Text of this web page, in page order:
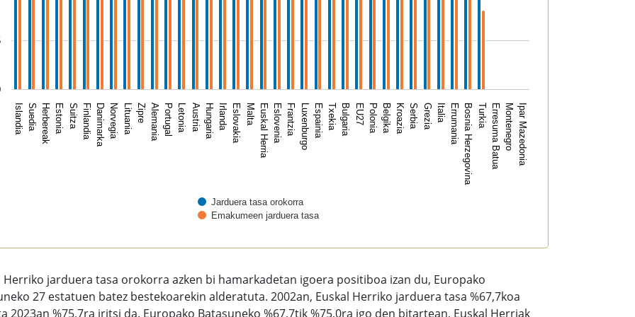
Jarduera tasa orokorra
Emakumeen jarduera tasa
Islandia Suedia HerbereakEstonia Suitza FinlandiaDanimarkaNorvegia Lituania Zipre AlemaniaPortugal Letonia AustriaHungaria Irlanda Eslovakia Malta Euskal HerriaEsloveniaFrantzia LuxenburgoEspainia TxekiaBulgaria EU27 PoloniaBelgika Kroazia Serbia Grezia Italia ErrumaniaBosnia Herzegovina Turkia Erresuma BatuaMontenegroIpar Mazedonia
Herriko jarduera tasa orokorra azken bi hamarkadetan igoera positiboa izan du, Europako
27 estatuen batez bestekoarekin alderatuta. 2002an, Euskal Herriko jarduera tasa %67,7koa
2023an %75,7ra iritsi da. Europako Batasuneko %67,7tik %75,0ra igo den bitartean, Euskal Herriak